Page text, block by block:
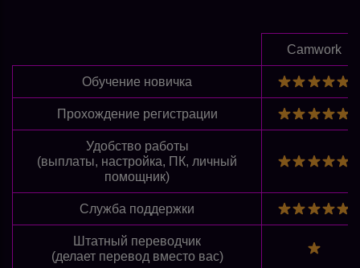
Camwork
Обучение новичка
Прохождение регистрации
Удобство работы
(выплаты, настройка, ПК, личный
помощник)
Служба поддержки
Штатный переводчик
(делает перевод вместо вас)